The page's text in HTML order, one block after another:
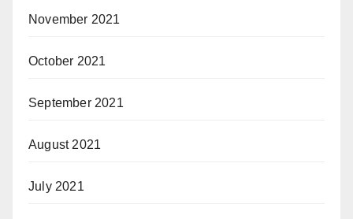
November 2021
October 2021
September 2021
August 2021
July 2021